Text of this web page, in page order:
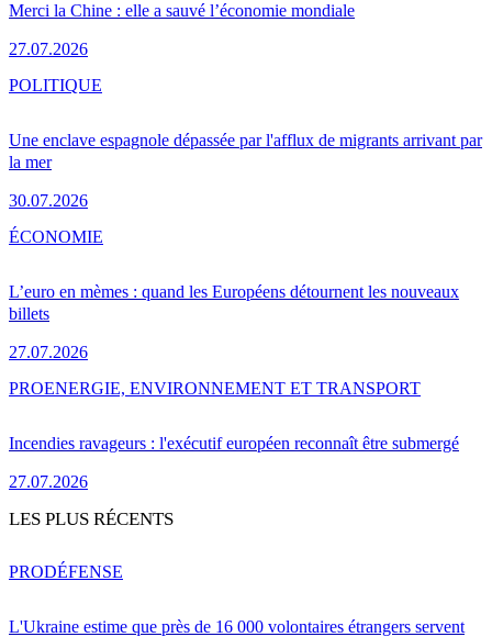
Merci la Chine : elle a sauvé l’économie mondiale
27.07.2026
Une enclave espagnole dépassée par l'afflux de migrants arrivant par
la mer
30.07.2026
POLITIQUE
L’euro en mèmes : quand les Européens détournent les nouveaux
billets
27.07.2026
ÉCONOMIE
Incendies ravageurs : l'exécutif européen reconnaît être submergé
27.07.2026
PROENERGIE, ENVIRONNEMENT ET TRANSPORT
LES PLUS RÉCENTS
L'Ukraine estime que près de 16 000 volontaires étrangers servent
PRODÉFENSE